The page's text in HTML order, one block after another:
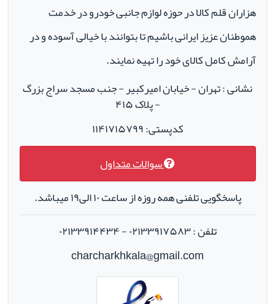
هزاران قلم کالا در حوزه لوازم جانبی خودرو در خدمت
هموطنان عزیز ایرانی باشیم تا بتوانند با خیالی آسوده و در
آرامش کامل کالای خود را تهیه نمایند.
نشانی : تهران - خیابان امیرکبیر - جنب مسجد سراج بزرگ
- پلاک ۴۱۵
کدپستی: ۱۱۴۱۷۱۵۷۹۹
سوالات متداول
پاسخگویی تلفنی همه روزه از ساعت ۱۰ الی۱۹ میباشد.
تلفن : ۰۲۱۳۳۹۱۷۵۸۳ - ۰۲۱۳۳۹۱۴۴۳۴
charcharkhkala@gmail.com